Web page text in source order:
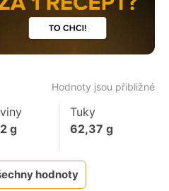
Hodnoty jsou přibližné
g
Tuky
62,37 g
hodnoty